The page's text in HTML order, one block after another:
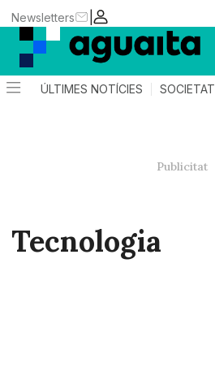
|
Newsletters
ÚLTIMES NOTÍCIES SOCIETAT
Tecnologia